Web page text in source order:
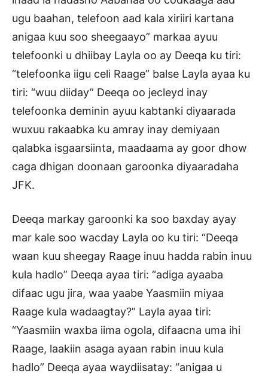
ugu baahan, telefoon aad kala xiriiri kartana
anigaa kuu soo sheegaayo” markaa ayuu
telefoonki u dhiibay Layla oo ay Deeqa ku tiri:
“telefoonka iigu celi Raage” balse Layla ayaa ku
tiri: “wuu diiday” Deeqa oo jecleyd inay
telefoonka deminin ayuu kabtanki diyaarada
wuxuu rakaabka ku amray inay demiyaan
qalabka isgaarsiinta, maadaama ay goor dhow
caga dhigan doonaan garoonka diyaaradaha
JFK.
Deeqa markay garoonki ka soo baxday ayay
mar kale soo wacday Layla oo ku tiri: “Deeqa
waan kuu sheegay Raage inuu hadda rabin inuu
kula hadlo” Deeqa ayaa tiri: “adiga ayaaba
difaac ugu jira, waa yaabe Yaasmiin miyaa
Raage kula wadaagtay?” Layla ayaa tiri:
“Yaasmiin waxba iima ogola, difaacna uma ihi
Raage, laakiin asaga ayaan rabin inuu kula
hadlo” Deeqa ayaa waydiisatay: “anigaa u